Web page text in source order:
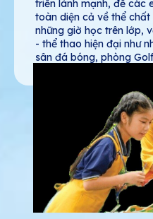
triển lành mạnh, để các
toàn diện cả về thể
những giờ học trên lớp,
- thể thao hiện đại như
sân đá bóng, phòng